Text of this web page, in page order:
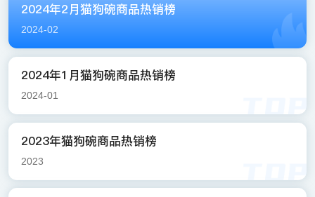
2024年2月猫狗碗商品热销榜
2024-02
2024年1月猫狗碗商品热销榜
2024-01
2023年猫狗碗商品热销榜
2023